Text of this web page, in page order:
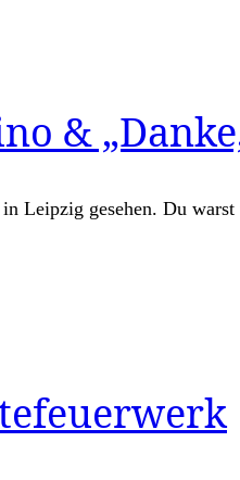
&
Leipzig gesehen. Du warst